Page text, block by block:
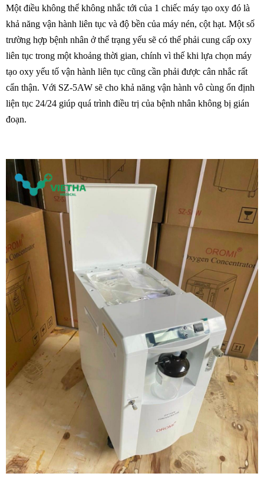
Một điều không thể không nhắc tới của 1 chiếc máy tạo oxy đó là
khả năng vận hành liên tục và độ bền của máy nén, cột hạt. Một số
trường hợp bệnh nhân ở thể trạng yếu sẽ có thể phải cung cấp oxy
liên tục trong một khoảng thời gian, chính vì thế khi lựa chọn máy
tạo oxy yếu tố vận hành liên tục cũng cần phải được cân nhắc rất
cẩn thận. Với SZ-5AW sẽ cho khả năng vận hành vô cùng ổn định
liện tục 24/24 giúp quá trình điều trị của bệnh nhân không bị gián
đoạn.